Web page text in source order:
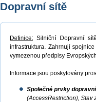
Dopravní sítě
Definice: Silniční Dopravní
infrastruktura. Zahrnují
vymezenou předpisy
Informace jsou poskytovány
Společné prvky
(AccessRestriction), Stav